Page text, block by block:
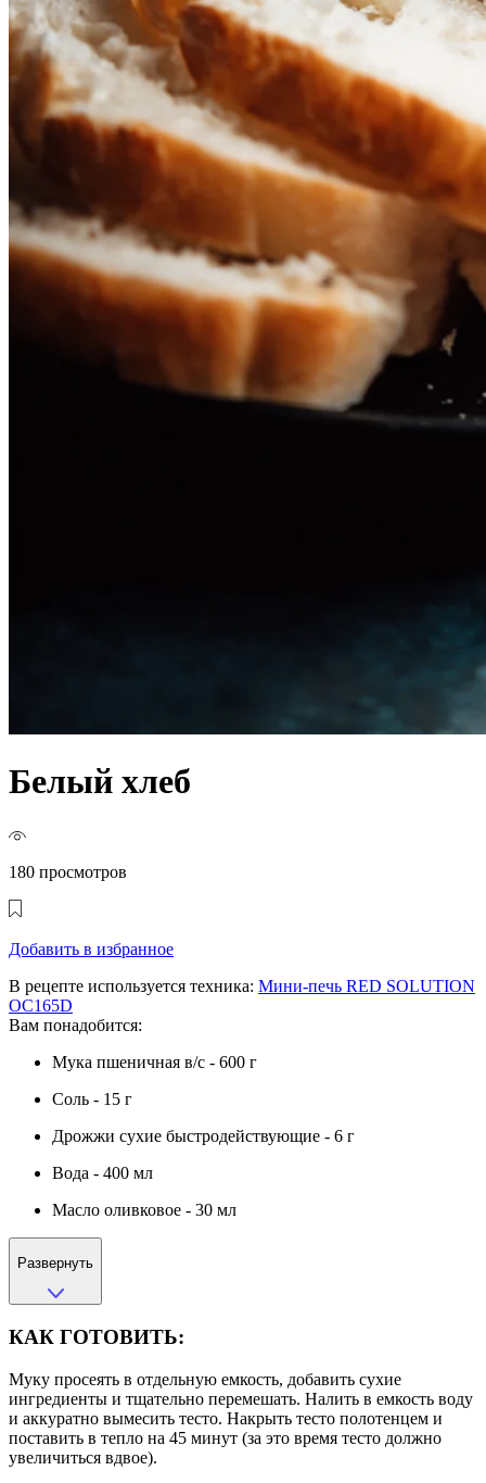
Белый хлеб
180 просмотров
Добавить в избранное
В рецепте используется техника: Мини-печь RED SOLUTION
OC165D
Вам понадобится:
Мука пшеничная в/с - 600 г
Соль - 15 г
Дрожжи сухие быстродействующие - 6 г
Вода - 400 мл
Масло оливковое - 30 мл
Развернуть
КАК ГОТОВИТЬ:
Муку просеять в отдельную емкость, добавить сухие
ингредиенты и тщательно перемешать. Налить в емкость воду
и аккуратно вымесить тесто. Накрыть тесто полотенцем и
поставить в тепло на 45 минут (за это время тесто должно
увеличиться вдвое).